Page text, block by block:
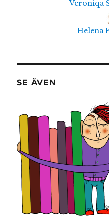
Veroniqa
Helena
SE ÄVEN